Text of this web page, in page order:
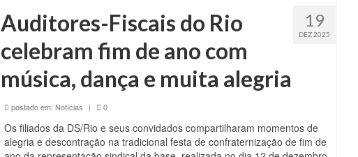
19
DEZ 2025
Auditores-Fiscais do Rio
celebram fim de ano com
música, dança e muita alegria
postado em: Notícias | 0
Os filiados da DS/Rio e seus convidados compartilharam momentos de
alegria e descontração na tradicional festa de confraternização de fim de